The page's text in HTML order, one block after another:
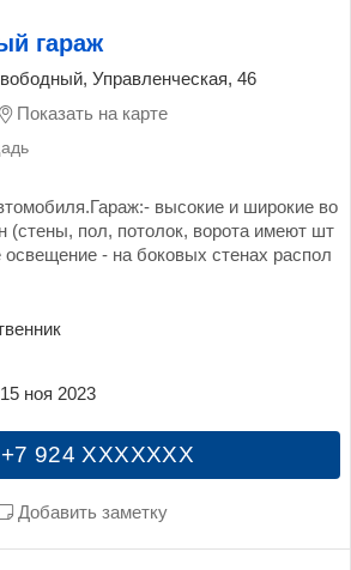
гараж
Управленческая, 46
Показать на карте
высокие и широкие во
(стены, пол, потолок, ворота имеют шт
- на боковых стенах распол
+7 924 XXXXXXX
Добавить заметку
15 ноя 2023